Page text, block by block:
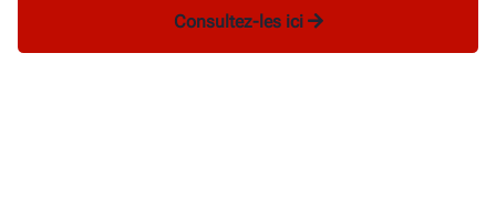
Consultez-les ici